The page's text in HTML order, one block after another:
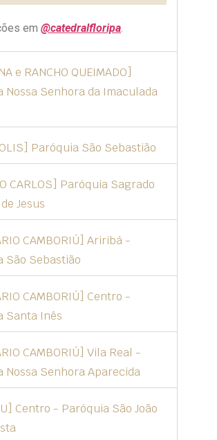
em @catedralfloripa
e RANCHO QUEIMADO]
Nossa Senhora da Imaculada
Paróquia São Sebastião
CARLOS] Paróquia Sagrado
Jesus
CAMBORIÚ] Ariribá -
São Sebastião
CAMBORIÚ] Centro -
Santa Inês
CAMBORIÚ] Vila Real -
Nossa Senhora Aparecida
Centro - Paróquia São João